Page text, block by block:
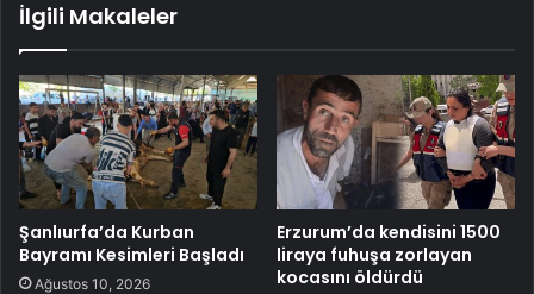
İlgili Makaleler
Şanlıurfa’da Kurban
Bayramı Kesimleri Başladı
Ağustos 10, 2026
Erzurum’da kendisini 1500
liraya fuhuşa zorlayan
kocasını öldürdü